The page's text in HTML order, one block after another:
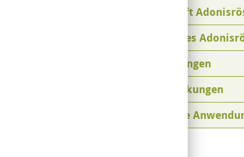
Wobei hilft
Botanik des
Heilwirkungen
Nebenwirkungen
Praktische